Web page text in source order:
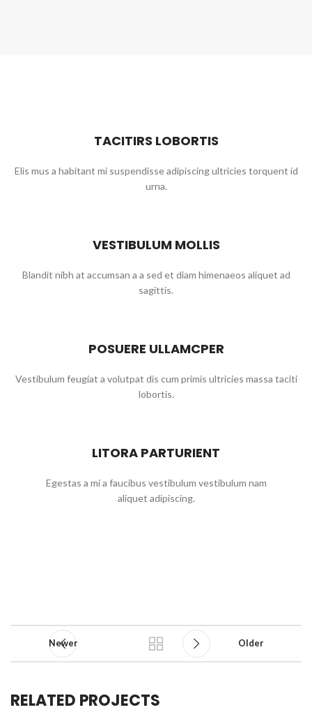
TACITIRS LOBORTIS
Elis mus a habitant mi suspendisse adipiscing ultricies torquent id
urna.
VESTIBULUM MOLLIS
Blandit nibh at accumsan a a sed et diam himenaeos aliquet ad
sagittis.
POSUERE ULLAMCPER
Vestibulum feugiat a volutpat dis cum primis ultricies massa taciti
lobortis.
LITORA PARTURIENT
Egestas a mi a faucibus vestibulum vestibulum nam
aliquet adipiscing.
Newer Older
RELATED PROJECTS